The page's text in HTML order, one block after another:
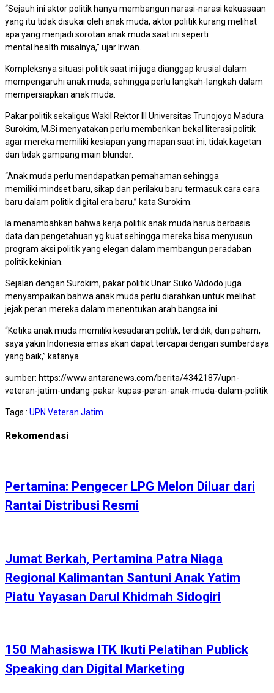
“Sejauh ini aktor politik hanya membangun narasi-narasi kekuasaan
yang itu tidak disukai oleh anak muda, aktor politik kurang melihat
apa yang menjadi sorotan anak muda saat ini seperti
mental health misalnya,” ujar Irwan.
Kompleksnya situasi politik saat ini juga dianggap krusial dalam
mempengaruhi anak muda, sehingga perlu langkah-langkah dalam
mempersiapkan anak muda.
Pakar politik sekaligus Wakil Rektor III Universitas Trunojoyo Madura
Surokim, M.Si menyatakan perlu memberikan bekal literasi politik
agar mereka memiliki kesiapan yang mapan saat ini, tidak kagetan
dan tidak gampang main blunder.
“Anak muda perlu mendapatkan pemahaman sehingga
memiliki mindset baru, sikap dan perilaku baru termasuk cara cara
baru dalam politik digital era baru,” kata Surokim.
Ia menambahkan bahwa kerja politik anak muda harus berbasis
data dan pengetahuan yg kuat sehingga mereka bisa menyusun
program aksi politik yang elegan dalam membangun peradaban
politik kekinian.
Sejalan dengan Surokim, pakar politik Unair Suko Widodo juga
menyampaikan bahwa anak muda perlu diarahkan untuk melihat
jejak peran mereka dalam menentukan arah bangsa ini.
“Ketika anak muda memiliki kesadaran politik, terdidik, dan paham,
saya yakin Indonesia emas akan dapat tercapai dengan sumberdaya
yang baik,” katanya.
sumber: https://www.antaranews.com/berita/4342187/upn-
veteran-jatim-undang-pakar-kupas-peran-anak-muda-dalam-politik
Tags : UPN Veteran Jatim
Rekomendasi
Pertamina: Pengecer LPG Melon Diluar dari
Rantai Distribusi Resmi
Jumat Berkah, Pertamina Patra Niaga
Regional Kalimantan Santuni Anak Yatim
Piatu Yayasan Darul Khidmah Sidogiri
150 Mahasiswa ITK Ikuti Pelatihan Publick
Speaking dan Digital Marketing